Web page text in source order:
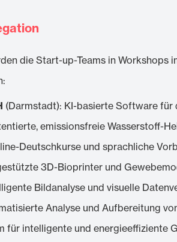
die Start-up-Teams in
(Darmstadt): KI-basierte Software für
emissionsfreie Wasserstoff-
Deutschkurse und sprachliche
3D-Bioprinter und
Bildanalyse und visuelle
Analyse und Aufbereitung
für intelligente und energieeffiziente